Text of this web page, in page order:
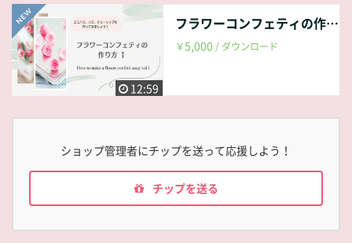
12:59
フラワーコンフェティの作り方 How to make a flower confetti soap vol.1
￥5,000 / ダウンロード
ショップ管理者にチップを送って応援しよう！
チップを送る